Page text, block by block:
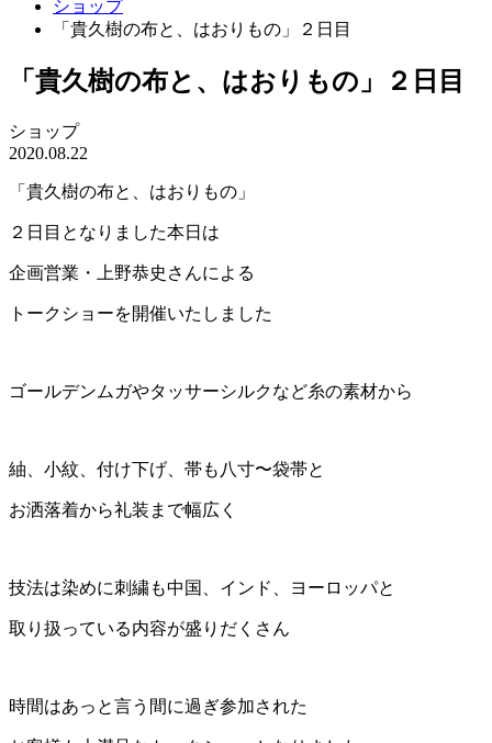
ショップ
「貴久樹の布と、はおりもの」２日目
「貴久樹の布と、はおりもの」２日目
ショップ
2020.08.22
「貴久樹の布と、はおりもの」
２日目となりました本日は
企画営業・上野恭史さんによる
トークショーを開催いたしました
ゴールデンムガやタッサーシルクなど糸の素材から
紬、小紋、付け下げ、帯も八寸〜袋帯と
お洒落着から礼装まで幅広く
技法は染めに刺繍も中国、インド、ヨーロッパと
取り扱っている内容が盛りだくさん
時間はあっと言う間に過ぎ参加された